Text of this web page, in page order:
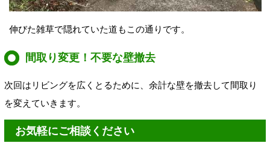
伸びた雑草で隠れていた道もこの通りです。
間取り変更！不要な壁撤去
次回はリビングを広くとるために、余計な壁を撤去して間取り
を変えていきます。
お気軽にご相談ください